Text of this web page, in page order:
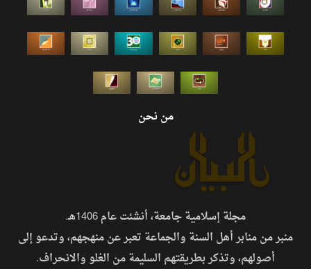
من نحن
مجلة إسلامية جامعة، أنشئت عام 1406هـ.
منبر من منابر أهل السنة والجماعة تعبر عن منهجهم، وتدعو إلى
أصولهم، وتذكر بطريقتهم السليمة من الغلو والانحراف.